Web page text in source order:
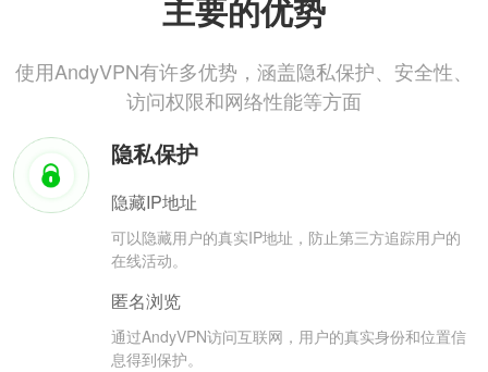
主要的优势
使用AndyVPN有许多优势，涵盖隐私保护、安全性、
访问权限和网络性能等方面
隐私保护
隐藏IP地址
可以隐藏用户的真实IP地址，防止第三方追踪用户的
在线活动。
匿名浏览
通过AndyVPN访问互联网，用户的真实身份和位置信
息得到保护。